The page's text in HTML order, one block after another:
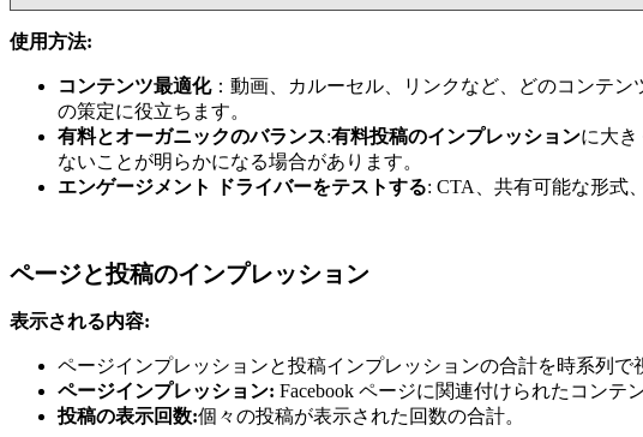
使用方法:
コンテンツ最適化：動画、カルーセル、リンクなど、どのコンテン
の策定に役立ちます。
有料とオーガニックのバランス:有料投稿のインプレッションに大
ないことが明らかになる場合があります。
エンゲージメント ドライバーをテストする: CTA、共有可能な形式
ページと投稿のインプレッション
表示される内容:
ページインプレッションと投稿インプレッションの合計を時系列
ページインプレッション: Facebook ページに関連付けられたコンテ
投稿の表示回数:個々の投稿が表示された回数の合計。